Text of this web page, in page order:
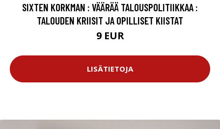
SIXTEN KORKMAN : VÄÄRÄÄ TALOUSPOLITIIKKAA :
TALOUDEN KRIISIT JA OPILLISET KIISTAT
9 EUR
LISÄTIETOJA